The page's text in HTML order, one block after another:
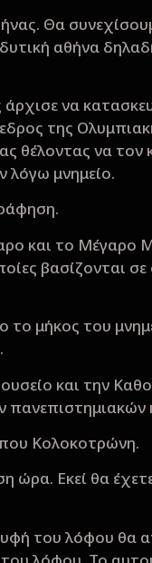
Θα
αθήνα
να
της
θέλοντας να τον
λόγω μνημείο.
και το Μέγαρο
βασίζονται
μήκος του
και την
πανεπιστημιακών
Κολοκοτρώνη.
ώρα. Εκεί θα
του λόφου θα